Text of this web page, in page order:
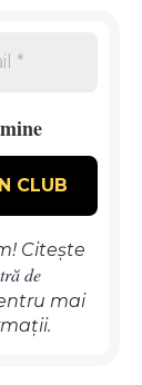
Citește
de
mai